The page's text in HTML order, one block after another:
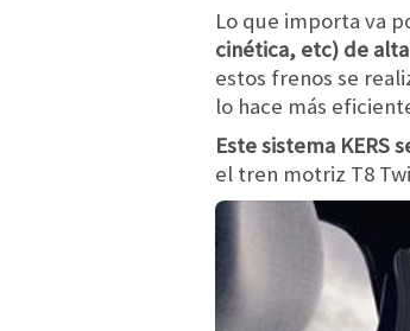
Lo que importa va
cinética, etc) de
estos frenos se
lo hace más
Este sistema KERS
el tren motriz T8